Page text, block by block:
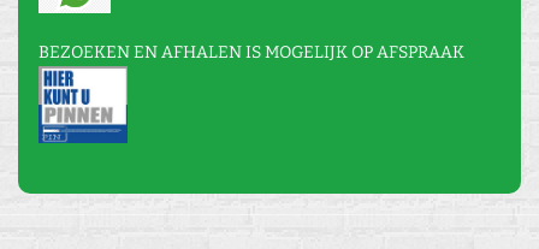
BEZOEKEN EN AFHALEN IS MOGELIJK OP AFSPRAAK